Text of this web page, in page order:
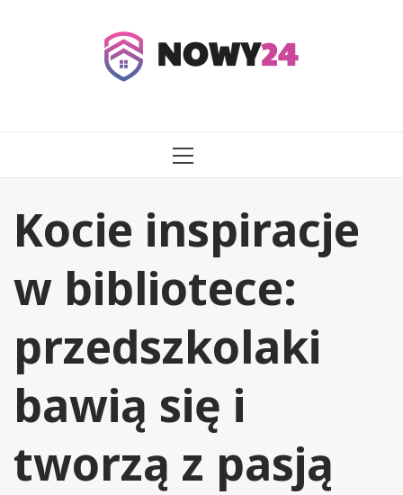
MENU
Kocie inspiracje
w bibliotece:
przedszkolaki
bawią się i
tworzą z pasją